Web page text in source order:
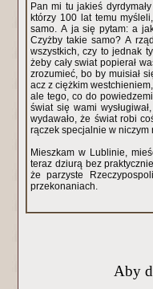
Pan mi tu jakieś
którzy 100 lat temu
samo. A ja się pytam: a
Czyżby takie samo? A
wszystkich, czy to jednak
żeby cały swiat popierał
zrozumieć, bo by muisiał
acz z ciężkim
ale tego, co do
świat się wami
wydawało, że świat robi
rączek specjalnie w niczym
Mieszkam w Lublinie,
teraz dziurą bez
że parzyste
przekonaniach.
Aby